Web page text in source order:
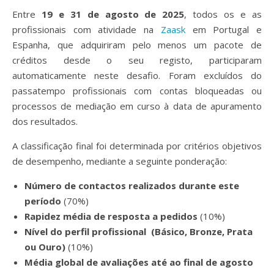
Entre 19 e 31 de agosto de 2025, todos os e as
profissionais com atividade na Zaaskem Portugal e
Espanha, que adquiriram pelo menos um pacote de
créditos desde o seu registo, participaram
automaticamente neste desafio. Foram excluídos do
passatempo profissionais com contas bloqueadas ou
processos de mediação em curso à data de apuramento
dos resultados.
A classificação final foi determinada por critérios objetivos
de desempenho, mediante a seguinte ponderação:
Número de contactos realizados durante este
período (70%)
Rapidez média de resposta a pedidos (10%)
Nível do perfil profissional (Básico, Bronze, Prata
ou Ouro) (10%)
Média global de avaliações até ao final de agosto